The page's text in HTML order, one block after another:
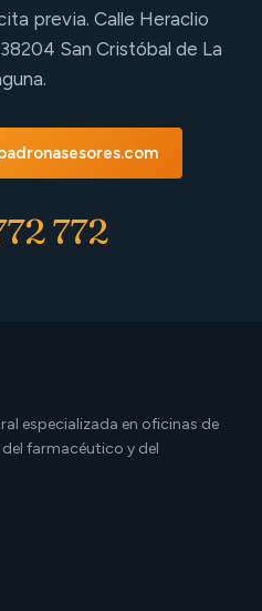
previa. Calle Heraclio
San Cristóbal de La
772
especializada en oficinas de
farmacéutico y del